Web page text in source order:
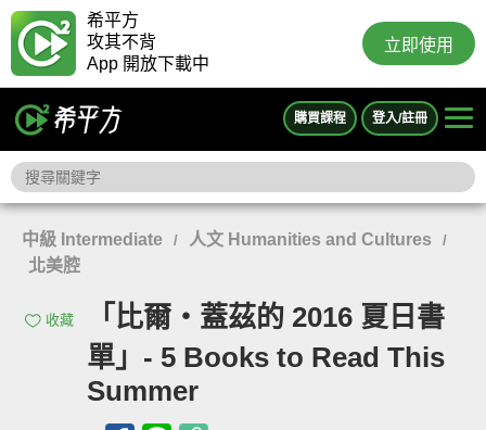
希平方
攻其不背
App 開放下載中
立即使用
購買課程 登入/註冊
中級 Intermediate / 人文 Humanities and Cultures /
北美腔
收藏
「比爾‧蓋茲的 2016 夏日書
單」- 5 Books to Read This
Summer